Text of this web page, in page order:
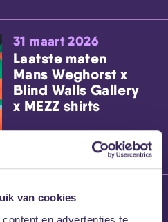
van cookies
en advertenties te
31 maart 2026
Laatste maten
Mans Weghorst x
Blind Walls Gallery
x MEZZ shirts
27 maart 2026
Willem’s Blog: